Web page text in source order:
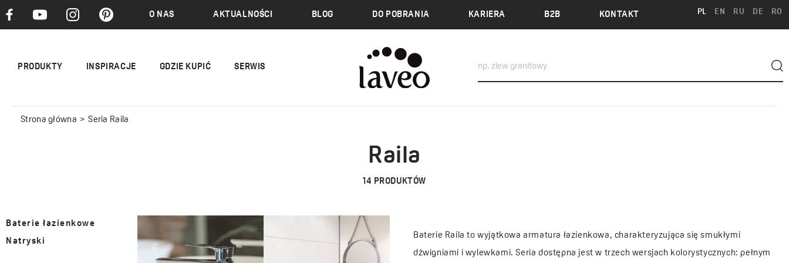
O NAS AKTUALNOŚCI BLOG DO POBRANIA KARIERA B2B KONTAKT PL EN RU DE RO
PRODUKTY INSPIRACJE GDZIE KUPIĆ SERWIS
Strona główna Seria Raila
Raila
14 PRODUKTÓW
Baterie łazienkowe
Natryski
Baterie Raila to wyjątkowa armatura łazienkowa, charakteryzująca się smukłymi
dźwigniami i wylewkami. Seria dostępna jest w trzech wersjach kolorystycznych: pełnym